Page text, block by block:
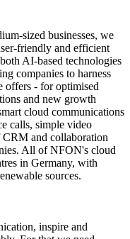
sized businesses, we
friendly and efficient
AI-based technologies
companies to harness
offers - for optimised
and new growth
cloud communications
calls, simple video
CRM and collaboration
All of NFON's cloud
in Germany, with
sources.
inspire and